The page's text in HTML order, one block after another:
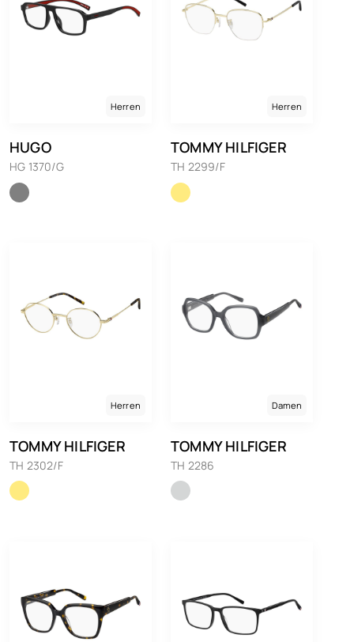
Herren
HUGO
HG 1370/G
Herren
TOMMY HILFIGER
TH 2299/F
Herren
TOMMY HILFIGER
TH 2302/F
Damen
TOMMY HILFIGER
TH 2286